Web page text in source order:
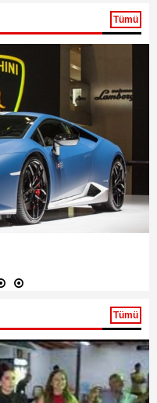
Tümü
Tümü